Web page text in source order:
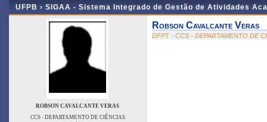
UFPB › SIGAA - Sistema Integrado de Gestão de Atividades
ROBSON CAVALCANTE VERAS
CCS - DEPARTAMENTO DE CIÊNCIAS
Robson Cavalcante Veras
DFPT - CCS - DEPARTAMENTO DE